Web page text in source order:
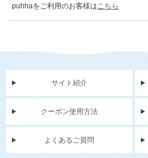
puhhaをご利用のお客様はこちら
サイト紹介
クーポン使用方法
よくあるご質問